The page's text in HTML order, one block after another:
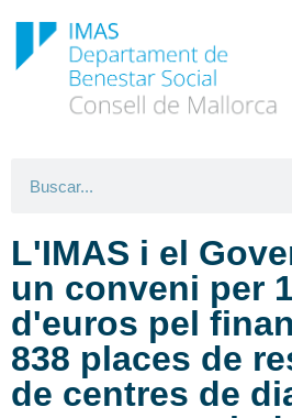
L'IMAS i el
un conveni per
d'euros pel
838 places de
de centres de